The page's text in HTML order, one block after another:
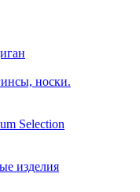
носки.
Selection
изделия